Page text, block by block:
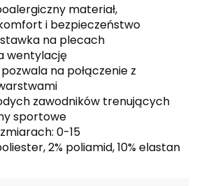
materiał,
i bezpieczeństwo
na plecach
wentylację
na połączenie z
zawodników trenujących
sportowe
0-15
2% poliamid, 10% elastan